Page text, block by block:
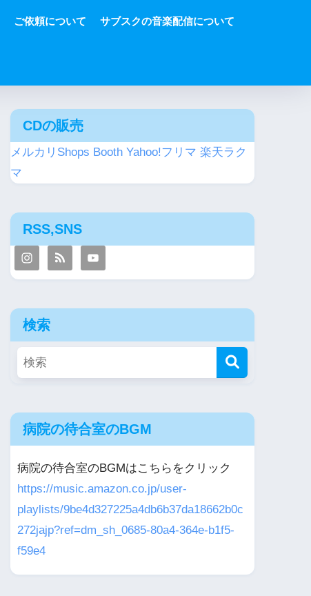
ご依頼について サブスクの音楽配信について
CDの販売
メルカリShops Booth Yahoo!フリマ 楽天ラク
マ
RSS,SNS
検索
病院の待合室のBGM
病院の待合室のBGMはこちらをクリック
https://music.amazon.co.jp/user-
playlists/9be4d327225a4db6b37da18662b0c
272jajp?ref=dm_sh_0685-80a4-364e-b1f5-
f59e4